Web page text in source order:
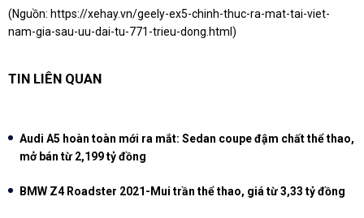
(Nguồn: https://xehay.vn/geely-ex5-chinh-thuc-ra-mat-tai-viet-
nam-gia-sau-uu-dai-tu-771-trieu-dong.html )
TIN LIÊN QUAN
Audi A5 hoàn toàn mới ra mắt: Sedan coupe đậm chất thể thao,
mở bán từ 2,199 tỷ đồng
BMW Z4 Roadster 2021-Mui trần thể thao, giá từ 3,33 tỷ đồng